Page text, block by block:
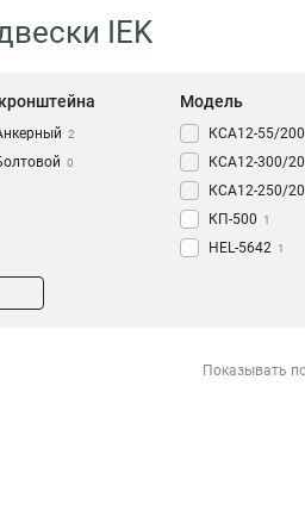
IEK
2
0
Модель
КСА12-55/200
КСА12-300/
КСА12-250/
КП-500 1
HEL-5642 1
КМ-2800
Показывать